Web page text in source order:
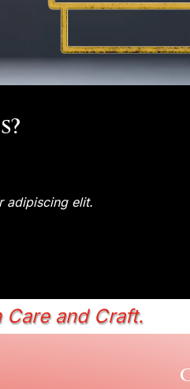
adipiscing elit.
and Craft.